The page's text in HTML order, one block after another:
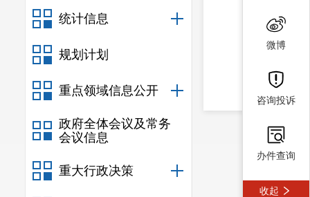
统计信息
规划计划
重点领域信息公开
政府全体会议及常务
会议信息
重大行政决策
办
理
结
微博
咨询投诉
办件查询
收起